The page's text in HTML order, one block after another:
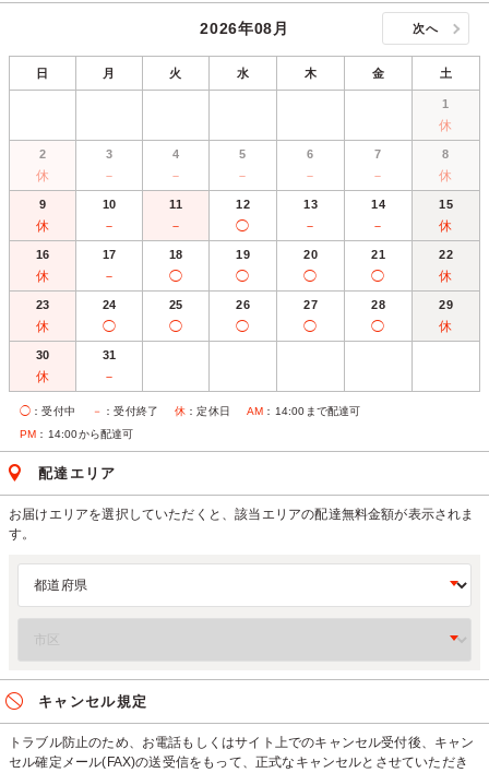
2026年08月 次へ
日 月 火 水 木 金 土
1
休
2
休
3
－
4
－
5
－
6
－
7
－
8
休
9
休
10
－
11
－
12
◯
13
－
14
－
15
休
16
休
17
－
18
◯
19
◯
20
◯
21
◯
22
休
23
休
24
◯
25
◯
26
◯
27
◯
28
◯
29
休
30
休
31
－
◯ ：受付中 － ：受付終了 休 ：定休日 AM ：14:00まで配達可
PM ：14:00から配達可
配達エリア
お届けエリアを選択していただくと、該当エリアの配達無料金額が表示されま
す。
キャンセル規定
トラブル防止のため、お電話もしくはサイト上でのキャンセル受付後、キャン
セル確定メール(FAX)の送受信をもって、正式なキャンセルとさせていただき